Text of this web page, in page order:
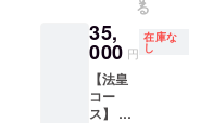
黛凛太
郎・日
高千
彰・下
釜翔) ・
SPカー
る
35,
000 円
在庫な
し
【法皇
コー
ス】 ・